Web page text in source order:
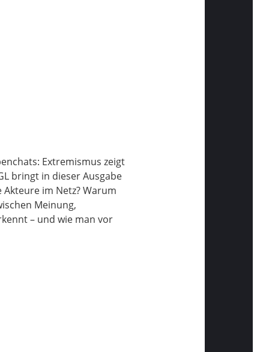
Extremismus zeigt
bringt in dieser Ausgabe
im Netz? Warum
Meinung,
– und wie man vor